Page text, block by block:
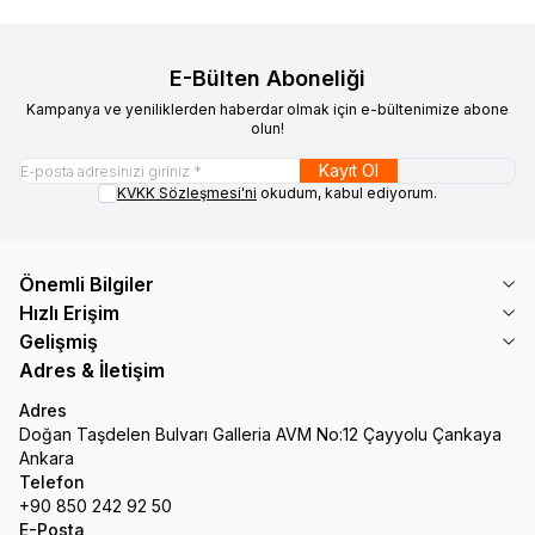
E-Bülten Aboneliği
Kampanya ve yeniliklerden haberdar olmak için e-bültenimize abone
olun!
Kayıt Ol
KVKK Sözleşmesi'ni okudum, kabul ediyorum.
Önemli Bilgiler
Hızlı Erişim
Gelişmiş
Adres & İletişim
Adres
Doğan Taşdelen Bulvarı Galleria AVM No:12 Çayyolu Çankaya
Ankara
Telefon
+90 850 242 92 50
E-Posta